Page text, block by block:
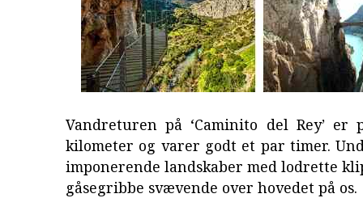
Vandreturen på ‘Caminito del Rey’
kilometer og varer godt et par timer.
imponerende landskaber med lodrette
gåsegribbe svævende over hovedet på os.